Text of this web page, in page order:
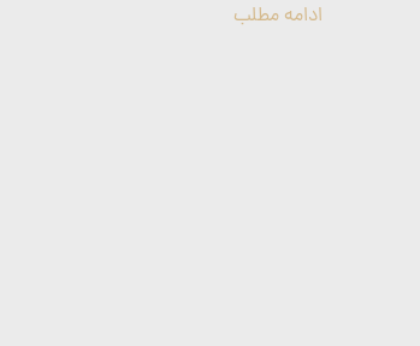
ادامه مطلب